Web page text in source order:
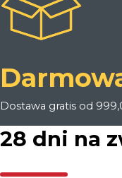
Dostawa gratis od
28 dni na